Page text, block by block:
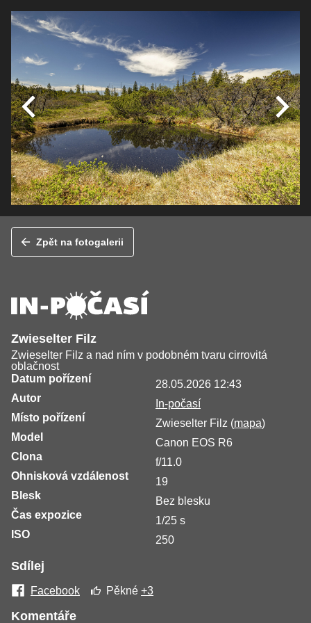
Zpět na fotogalerii
Zwieselter Filz
Zwieselter Filz a nad ním v podobném tvaru cirrovitá
oblačnost
Datum pořízení
28.05.2026 12:43
Autor
In-počasí
Místo pořízení
Zwieselter Filz (mapa)
Model
Canon EOS R6
Clona
f/11.0
Ohnisková vzdálenost
19
Blesk
Bez blesku
Čas expozice
1/25 s
ISO
250
Sdílej
Facebook Pěkné+3
Komentáře